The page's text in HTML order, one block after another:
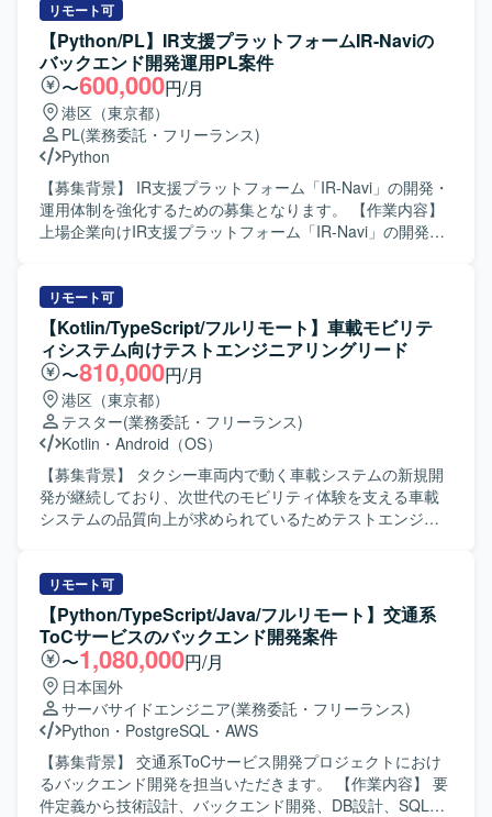
ンの魅力】 複数の業務系Webアプリを同一基盤で扱うた
め、共通基盤の理解を深めながら幅広いドメインの機能開
発・保守に関わることができます。リリース前後の改修や
検証、障害調査など、サービスライフサイクル全体に携わ
ることで、バックエンドエンジニアとしての経験を総合的
に積むことができます。 【開発環境】 Django/Pythonを用
いたバックエンド開発を中心に、AWS環境上で稼働する
Webアプリケーションの保守開発を行います。RDB/SQLを
利用したデータベースアクセスや、Gitを用いたチーム開発
を行う環境です。
ム構成下での設計・実装・検証および運用保守作業を担当
していただきます。 【求める人物像】 既存システムの構成
や仕様を自らキャッチアップしながら主体的に開発・運用
に取り組める方を求めております。関連システムとの連携
を意識し、周囲とコミュニケーションを取りながら柔軟に
対応いただける方が望ましいです。 【ポジションの魅力】
大規模なポイントシステムに携わることで、決済連携を含
む複雑な業務ロジックや高トラフィック環境での開発・運
用経験を積むことができます。PythonとTypeScript、Vue.js
など複数技術スタックを活用しながらスキルの幅を広げて
いただけます。 【開発環境】 Python 3、Jinja2、FastAPI、
リモート可
【Python/PL】IR支援プラットフォームIR-Naviの
バックエンド開発運用PL案件
〜600,000円/月
港区（東京都）
PL(業務委託・フリーランス)
Python
【募集背景】 IR支援プラットフォーム「IR-Navi」の開発・
運用体制を強化するための募集となります。 【作業内容】
上場企業向けIR支援プラットフォーム「IR-Navi」の開発・
ます。SEクラスから上がってくる開発成果物のレビューを
行い、品質確保と改善提案をしていただきます。エンドユ
ーザーとの技術的な折衝を行い、要求整理と要件定義を実
施していただきます。 【求める人物像】 エンドユーザーと
のコミュニケーションを通じて要求を的確に整理し、自ら
要件定義まで推進していただける方を求めています。レビ
ューを通じてチームメンバーをリードし、サービス品質向
上に主体的に取り組んでいただける方が望ましいです。
【ポジションの魅力】 上場企業向けのIR支援プラットフォ
ーム開発にPLクラスとして携わることで、プロダクト全体
を見渡しながら技術的リードとチームマネジメントの経験
広げていただけます。 【開発環境】 Pythonを用いたWebア
プリケーションのバックエンド開発を中心とした環境とな
ります。
リモート可
【Kotlin/TypeScript/フルリモート】車載モビリテ
ィシステム向けテストエンジニアリングリード
〜810,000円/月
港区（東京都）
テスター(業務委託・フリーランス)
Kotlin ・ Android（OS）
【募集背景】 タクシー車両内で動く車載システムの新規開
発が継続しており、次世代のモビリティ体験を支える車載
システムの品質向上が求められているためテストエンジニ
アプリと複数の機器が連携して動作する仕組み全体を対象
にテストエンジニアリングを行っていただきます。従来の
アプリ単体テストにとどまらず、ハードウェアとソフトウ
ェアが連携する車載システム全体の品質向上に向けたテス
ト計画の立案と実行を担当していただきます。開発初期か
ら「品質を作り込む」ためのテスト戦略の策定やプロセス
設計を行っていただきます。また、ハードウェアエンジニ
ア、ソフトウェアエンジニア、QA、PdMなど各専門領域の
知見を統合し、品質を作り込むプロセスを構築していただ
きます。さらに、CI基盤と運用フローの構築・改善や、テ
スト自動化によるリリースサイクル低下の防止と向上に取
リモート可
【Python/TypeScript/Java/フルリモート】交通系
ToCサービスのバックエンド開発案件
〜1,080,000円/月
日本国外
サーバサイドエンジニア(業務委託・フリーランス)
Python ・ PostgreSQL ・ AWS
【募集背景】 交通系ToCサービス開発プロジェクトにおけ
るバックエンド開発を担当いただきます。 【作業内容】 要
件定義から技術設計、バックエンド開発、DB設計、SQL実